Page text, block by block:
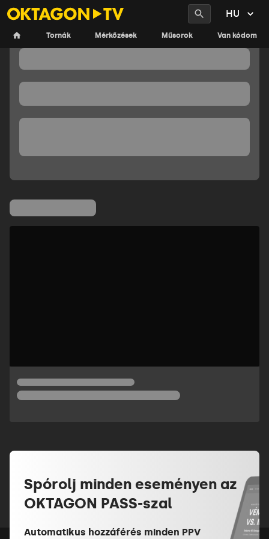
Tornák Mérkőzések Műsorok Van kódom
HU
Spórolj minden eseményen az
OKTAGON PASS-szal
Automatikus hozzáférés minden PPV